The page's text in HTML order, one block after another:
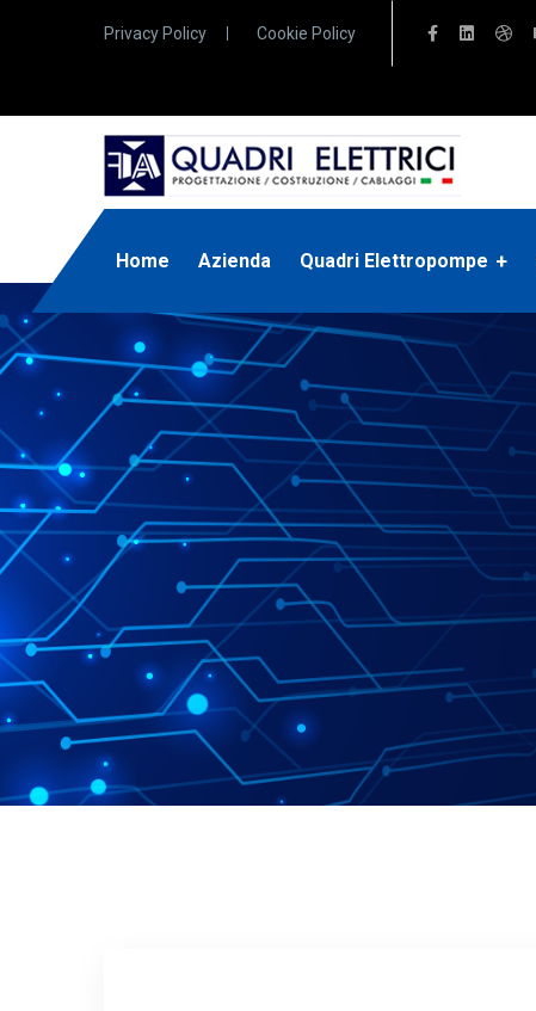
Privacy Policy Cookie Policy
Home Azienda Quadri Elettropompe